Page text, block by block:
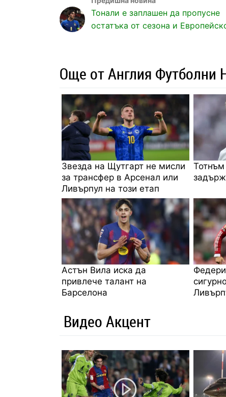
Тонали е заплашен да пропусне
остатъка от сезона и
Още от Англия Футболни
Звезда на Щутгарт не мисли
за трансфер в Арсенал или
Ливърпул на този етап
Астън Вила иска да
привлече талант на
Барселона
Видео Акцент